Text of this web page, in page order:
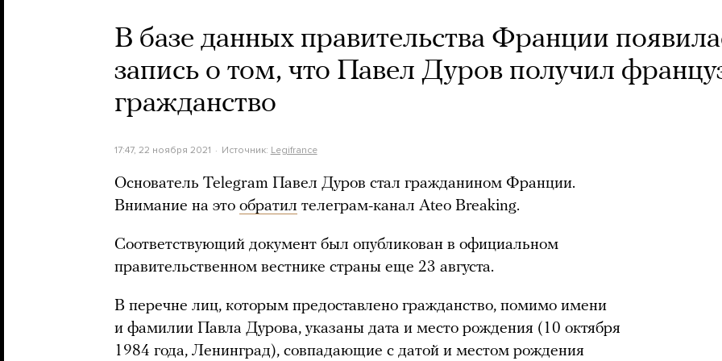
В базе данных правительства Франции
запись о том, что Павел Дуров получил
гражданство
17:47, 22 ноября 2021 Источник: Legifrance
Основатель Telegram Павел Дуров стал гражданином Франции.
Внимание на это обратил телеграм-канал Ateo Breaking.
Соответствующий документ был опубликован в официальном
правительственном вестнике страны еще 23 августа.
В перечне лиц, которым предоставлено гражданство, помимо имени
и фамилии Павла Дурова, указаны дата и место рождения (10 октября
1984 года, Ленинград), совпадающие с датой и местом рождения